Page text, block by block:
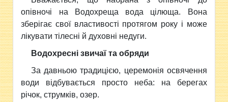
опівночі на Водохреща вода цілюща. Вона
зберігає свої властивості протягом року і може
лікувати тілесні й духовні недуги.
Водохресні звичаї та обряди
За давньою тра­дицією, церемонія освячення
води відбувається просто неба: на берегах
річок, струмків, озер.